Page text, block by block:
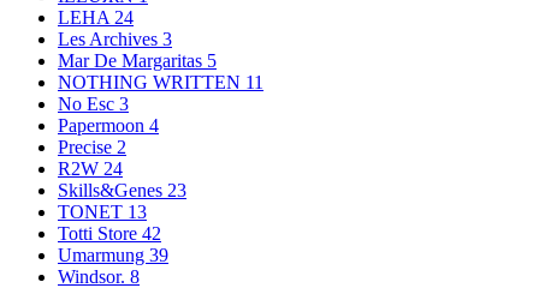
LEHA 24
Les Archives 3
Mar De Margaritas 5
NOTHING WRITTEN 11
No Esc 3
Papermoon 4
Precise 2
R2W 24
Skills&Genes 23
TONET 13
Totti Store 42
Umarmung 39
Windsor. 8